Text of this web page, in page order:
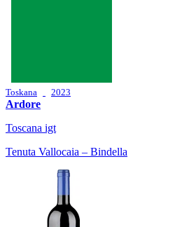
Toskana 2023
Ardore
Toscana igt
Tenuta Vallocaia – Bindella